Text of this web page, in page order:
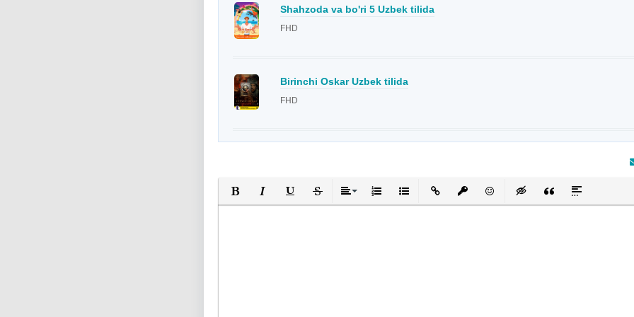
Shahzoda va bo'ri 5 Uzbek tilida
FHD
Birinchi Oskar Uzbek tilida
FHD
Полужирный
КурсивПодчеркнутый
ЗачеркнутыйВыравнивание
Нумерованный список
Маркированный список
Вставить ссылку
Вставить защищенную ссылку
Вставить смайлик
Вставка скрытого текста
Вставка цитаты
Вставка